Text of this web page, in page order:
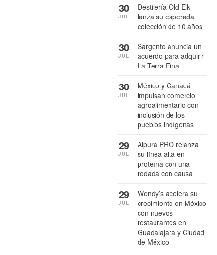
Destilería Old Elk
lanza su esperada
colección de 10 años
30
JUL
Sargento anuncia un
acuerdo para adquirir
La Terra Fina
30
JUL
México y Canadá
impulsan comercio
agroalimentario con
inclusión de los
pueblos indígenas
30
JUL
Alpura PRO relanza
su línea alta en
proteína con una
rodada con causa
29
JUL
Wendy’s acelera su
crecimiento en México
con nuevos
restaurantes en
Guadalajara y Ciudad
de México
29
JUL